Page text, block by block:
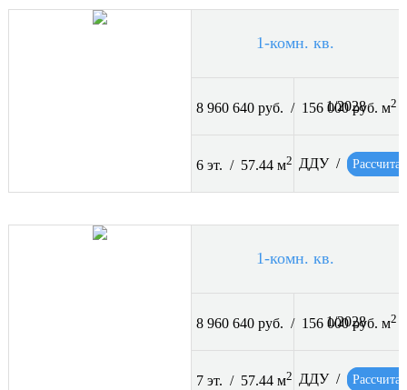
1-комн. кв.
8 960 640 руб. / 156 000 руб. м2
1/2028
6 эт. / 57.44 м2 ДДУ /
1-комн. кв.
8 960 640 руб. / 156 000 руб. м2
1/2028
7 эт. / 57.44 м2 ДДУ /